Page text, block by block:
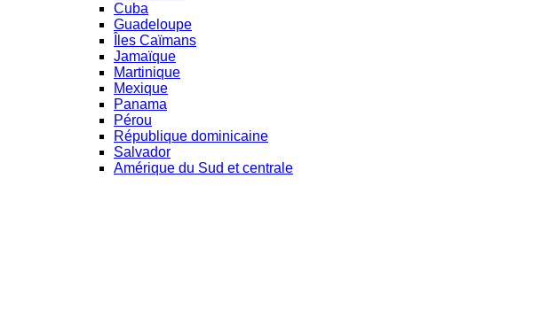
Cuba
Guadeloupe
Îles Caïmans
Jamaïque
Martinique
Mexique
Panama
Pérou
République dominicaine
Salvador
Amérique du Sud et centrale